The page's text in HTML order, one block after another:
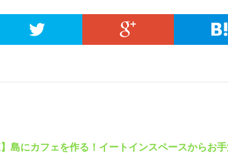
】島にカフェを作る！イートインスペースからお